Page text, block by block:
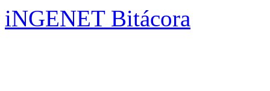
iNGENET Bitácora